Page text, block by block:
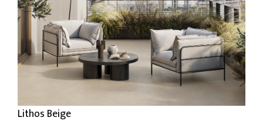
Lithos Beige